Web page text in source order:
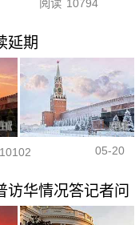
阅读 10794
延期
10102 05-20
华情况答记者问